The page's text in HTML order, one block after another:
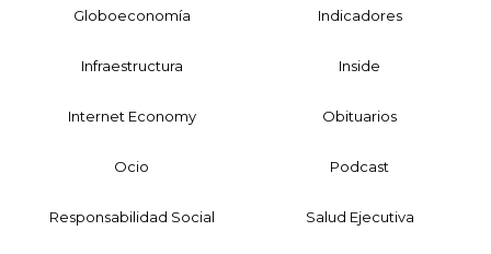
Globoeconomía Indicadores
Infraestructura Inside
Internet Economy Obituarios
Ocio Podcast
Responsabilidad Social Salud Ejecutiva